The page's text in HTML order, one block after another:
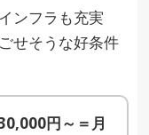
ンフラも充実
せそうな好条件
円～＝月